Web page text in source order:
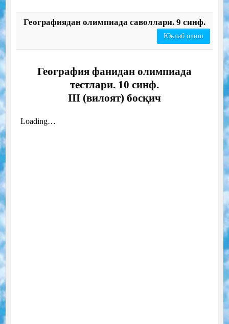
Географиядан олимпиада саволлари. 9 синф.
Юклаб олиш
География фанидан олимпиада
тестлари. 10 синф.
III (вилоят) босқич